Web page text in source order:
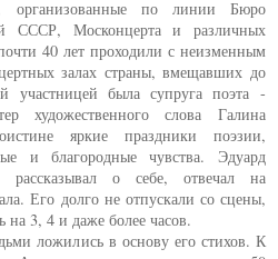
организованные по линии Бюро
СССР, Москонцерта и различных
40 лет проходили с неизменным
залах страны, вмещавших до
участницей была супруга поэта -
художественного слова Галина
яркие праздники поэзии,
и благородные чувства. Эдуард
о себе, отвечал на
Его долго не отпускали со сцены,
на 3, 4 и даже более часов.
ложились в основу его стихов. К